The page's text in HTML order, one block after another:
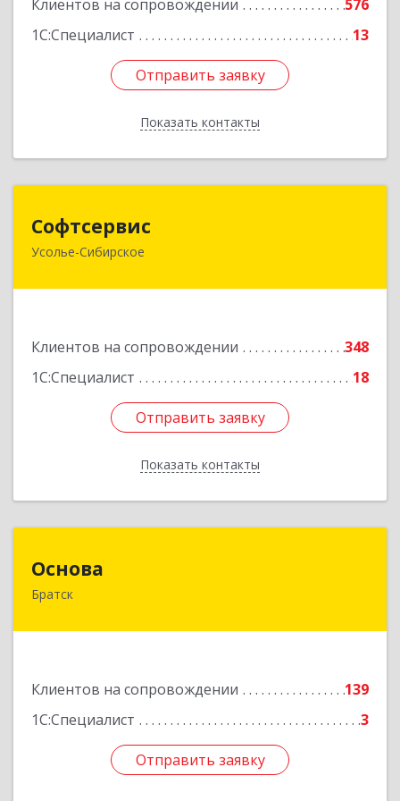
Клиентов на сопровождении
576
1С:Специалист
13
Отправить заявку
Показать контакты
Отправить заявку
Назад
Софтсервис
Усолье-Сибирское
Клиентов на сопровождении
348
1С:Специалист
18
Отправить заявку
Показать контакты
665451, Иркутская обл, Усолье-Сибирское г,
Отправить заявку
Назад
Основа
Братск
Клиентов на сопровождении
139
1С:Специалист
3
Отправить заявку
Отправить заявку